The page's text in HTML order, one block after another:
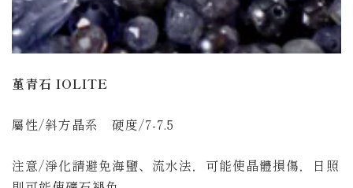
堇青石 IOLITE
屬性/斜方晶系 硬度/7-7.5
注意/淨化請避免海鹽、流水法， 可能使晶體損傷，
日照